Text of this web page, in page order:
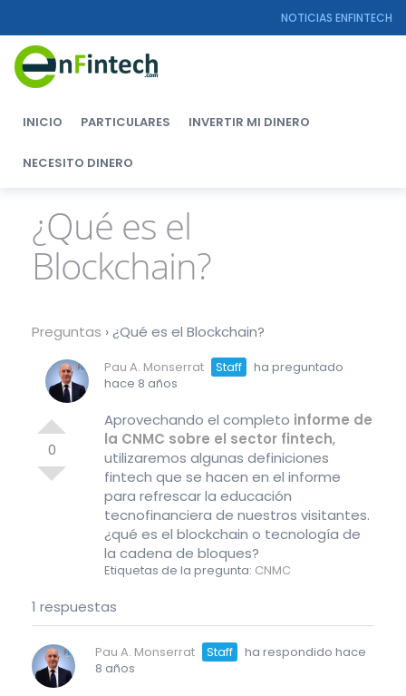
NOTICIAS ENFINTECH
INICIO PARTICULARES INVERTIR MI DINERO
NECESITO DINERO
¿Qué es el
Blockchain?
Preguntas ›¿Qué es el Blockchain?
0
Pau A. Monserrat Staff
ha preguntado
hace 8 años
Aprovechando el completo informe de
la CNMC sobre el sector fintech,
utilizaremos algunas definiciones
fintech que se hacen en el informe
para refrescar la educación
tecnofinanciera de nuestros visitantes.
¿qué es el blockchain o tecnología de
la cadena de bloques?
Etiquetas de la pregunta: CNMC
1 respuestas
Pau A. Monserrat Staff
ha respondido hace
8 años